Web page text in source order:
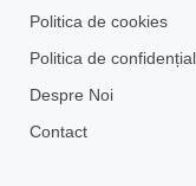
Politica de cookies
Politica de
Despre Noi
Contact